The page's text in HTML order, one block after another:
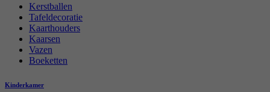
Kerstballen
Tafeldecoratie
Kaarthouders
Kaarsen
Vazen
Boeketten
Kinderkamer